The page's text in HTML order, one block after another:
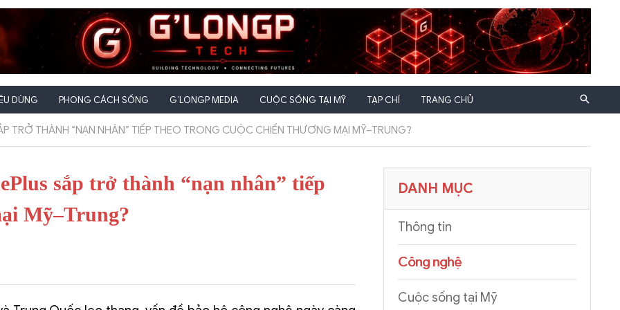
DÙNG PHONG CÁCH SỐNG G’LONGP MEDIA CUỘC SỐNG TẠI MỸ TẠP CHÍ TRANG CHỦ
TRỞ THÀNH “NẠN NHÂN” TIẾP THEO TRONG CUỘC CHIẾN THƯƠNG MẠI MỸ–TRUNG?
sắp trở thành “nạn nhân” tiếp
Mỹ–Trung?
DANH MỤC
Thông tin
Công nghệ
Cuộc sống tại Mỹ